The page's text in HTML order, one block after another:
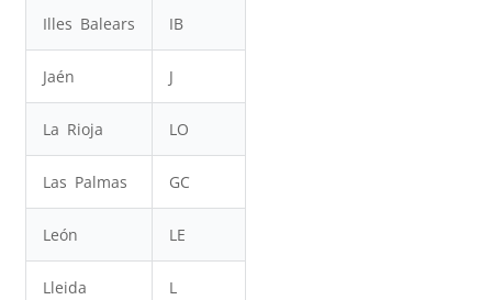
Illes Balears IB
Jaén J
La Rioja LO
Las Palmas GC
León LE
Lleida L